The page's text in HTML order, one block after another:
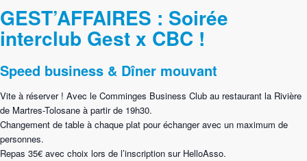
GEST’AFFAIRES : Soirée
interclub Gest x CBC !
Speed business & Dîner mouvant
Vite à réserver ! Avec le Comminges Business Club au restaurant la Rivière
de Martres-Tolosane à partir de 19h30.
Changement de table à chaque plat pour échanger avec un maximum de
personnes.
Repas 35€ avec choix lors de l’inscription sur HelloAsso.